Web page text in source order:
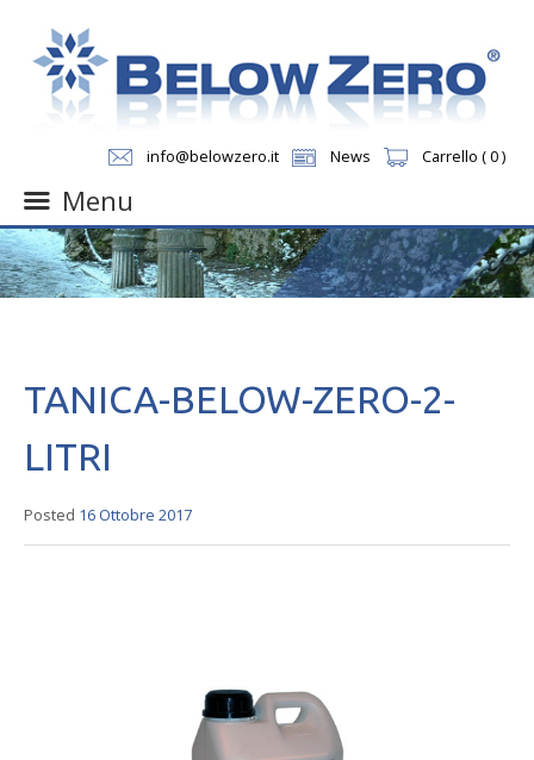
info@belowzero.it News Carrello ( 0 )
Menu
Skip
to
content
TANICA-BELOW-ZERO-2-
LITRI
Posted 16 Ottobre 2017